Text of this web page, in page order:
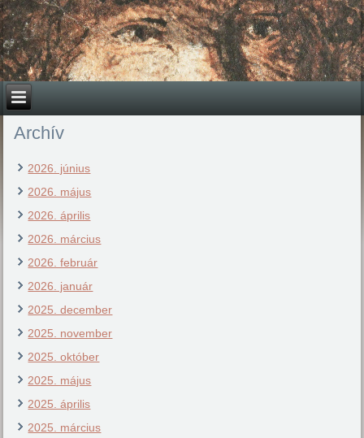
Archív
2026. június
2026. május
2026. április
2026. március
2026. február
2026. január
2025. december
2025. november
2025. október
2025. május
2025. április
2025. március